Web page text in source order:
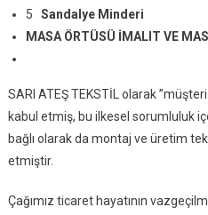
5 Sandalye Minderi
MASA ÖRTÜSÜ İMALIT VE
SARI ATEŞ TEKSTİL olarak
kabul etmiş, bu ilkesel sorumluluk
bağlı olarak da montaj ve üretim
etmiştir.
Çağımız ticaret hayatının